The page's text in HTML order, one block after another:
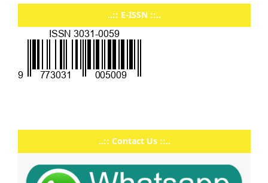
..:: E-ISSN ::..
..:: Contact Us ::..